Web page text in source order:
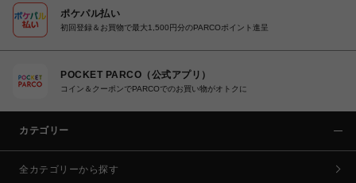
ポケパル払い
初回登録＆お買物で最大1,500円分のPARCOポイント進呈
POCKET PARCO（公式アプリ）
コイン＆クーポンでPARCOでのお買い物がオトクに
カテゴリー
全カテゴリーから探す